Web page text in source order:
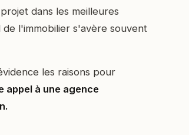
dans les meilleures
l'immobilier s'avère souvent
les raisons pour
appel à une agence